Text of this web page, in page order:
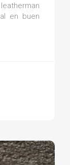
en buen